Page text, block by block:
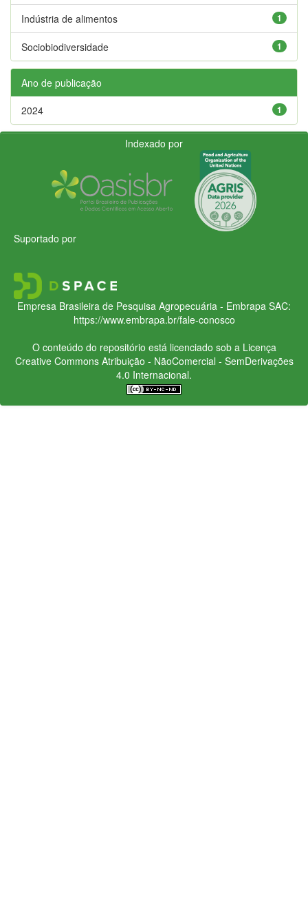
1
Indústria de alimentos
1
Sociobiodiversidade
Ano de publicação
1
2024
Indexado por
Suportado por
Empresa Brasileira de Pesquisa Agropecuária - Embrapa SAC:
https://www.embrapa.br/fale-conosco
O conteúdo do repositório está licenciado sob a Licença
Creative CommonsAtribuição - NãoComercial - SemDerivações
4.0 Internacional.